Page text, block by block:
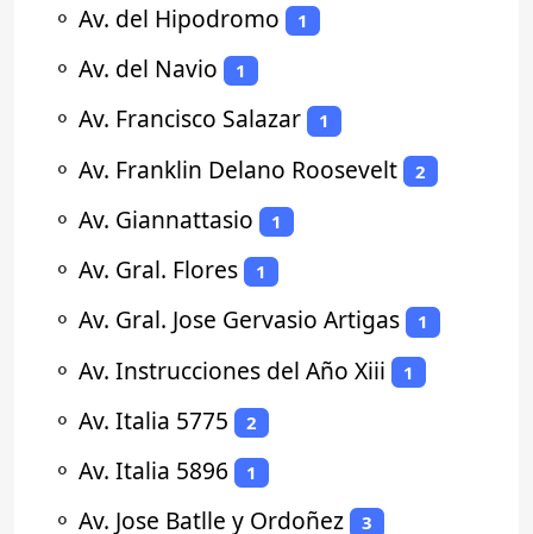
⚬ Av. del Hipodromo 1
⚬ Av. del Navio 1
⚬ Av. Francisco Salazar 1
⚬ Av. Franklin Delano Roosevelt 2
⚬ Av. Giannattasio 1
⚬ Av. Gral. Flores 1
⚬ Av. Gral. Jose Gervasio Artigas 1
⚬ Av. Instrucciones del Año Xiii 1
⚬ Av. Italia 5775 2
⚬ Av. Italia 5896 1
⚬ Av. Jose Batlle y Ordoñez 3